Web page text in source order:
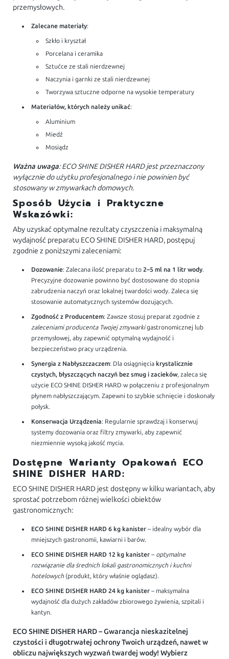
przemysłowych.
Zalecane materiały:
Szkło i kryształ
Porcelana i ceramika
Sztućce ze stali nierdzewnej
Naczynia i garnki ze stali nierdzewnej
Tworzywa sztuczne odporne na wysokie temperatury
Materiałów, których należy unikać:
Aluminium
Miedź
Mosiądz
Ważna uwaga: ECO SHINE DISHER HARD jest przeznaczony
wyłącznie do użytku profesjonalnego i nie powinien być
stosowany w zmywarkach domowych.
Sposób Użycia i Praktyczne
Wskazówki:
Aby uzyskać optymalne rezultaty czyszczenia i maksymalną
wydajność preparatu ECO SHINE DISHER HARD, postępuj
zgodnie z poniższymi zaleceniami:
Dozowanie: Zalecana ilość preparatu to2–5 ml na 1 litr wody.
Precyzyjne dozowanie powinno być dostosowane do stopnia
zabrudzenia naczyń oraz lokalnej twardości wody. Zaleca się
stosowanie automatycznych systemów dozujących.
Zgodność z Producentem: Zawsze stosuj preparat zgodnie z
zaleceniami producenta Twojej zmywarkigastronomicznej lub
przemysłowej, aby zapewnić optymalną wydajność i
bezpieczeństwo pracy urządzenia.
Synergia z Nabłyszczaczem: Dla osiągnięcia krystalicznie
czystych, błyszczących naczyń bez smug i zacieków, zaleca się
użycie ECO SHINE DISHER HARD w połączeniu z profesjonalnym
płynem nabłyszczającym. Zapewni to szybkie schnięcie i doskonały
połysk.
Konserwacja Urządzenia: Regularnie sprawdzaj i konserwuj
systemy dozowania oraz filtry zmywarki, aby zapewnić
niezmiennie wysoką jakość mycia.
Dostępne Warianty Opakowań ECO
SHINE DISHER HARD:
ECO SHINE DISHER HARD jest dostępny w kilku wariantach, aby
sprostać potrzebom różnej wielkości obiektów
gastronomicznych:
ECO SHINE DISHER HARD 6 kg kanister – idealny wybór dla
mniejszych gastronomii, kawiarni i barów.
ECO SHINE DISHER HARD 12 kg kanister – optymalne
rozwiązanie dla średnich lokali gastronomicznych i kuchni
hotelowych (produkt, który właśnie oglądasz).
ECO SHINE DISHER HARD 24 kg kanister – maksymalna
wydajność dla dużych zakładów zbiorowego żywienia, szpitali i
kantyn.
ECO SHINE DISHER HARD – Gwarancja nieskazitelnej
czystości i długotrwałej ochrony Twoich urządzeń, nawet w
obliczu największych wyzwań twardej wody! Wybierz